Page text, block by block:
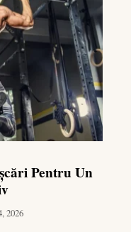
Pentru Un
2026